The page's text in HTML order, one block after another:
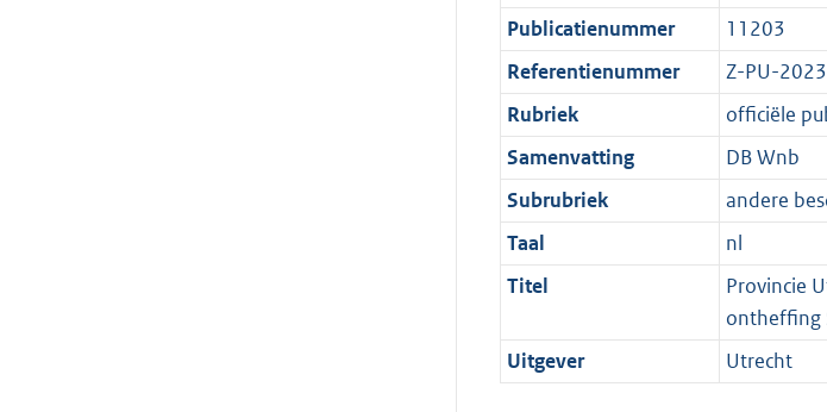
Publicatienummer
11203
Referentienummer
Z-PU-
Rubriek
officiële
Samenvatting
DB Wnb
Subrubriek
andere
Taal
nl
Titel
Provincie
ontheffing
Uitgever
Utrecht